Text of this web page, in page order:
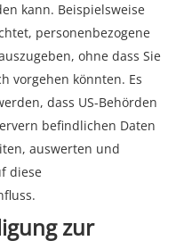
kann. Beispielsweise
personenbezogene
ohne dass Sie
vorgehen könnten. Es
dass US-Behörden
befindlichen Daten
auswerten und
diese
zur